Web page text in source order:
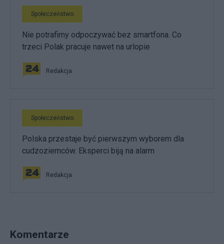
Społeczeństwo
Nie potrafimy odpoczywać bez smartfona. Co
trzeci Polak pracuje nawet na urlopie
Redakcja
Społeczeństwo
Polska przestaje być pierwszym wyborem dla
cudzoziemców. Eksperci biją na alarm
Redakcja
Komentarze